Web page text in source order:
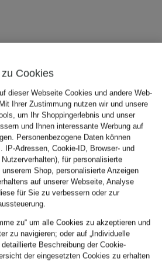
Cookies
dieser Webseite Cookies und andere Web-
Ihrer Zustimmung nutzen wir und unsere
um Ihr Shoppingerlebnis und unser
und Ihnen interessante Werbung auf
Personenbezogene Daten können
IP-Adressen, Cookie-ID, Browser- und
für personalisierte
Shop, personalisierte Anzeigen
auf unserer Webseite, Analyse
für Sie zu verbessern oder zur
zu“ um alle Cookies zu akzeptieren und
zu navigieren; oder auf „Individuelle
Beschreibung der Cookie-
der eingesetzten Cookies zu erhalten